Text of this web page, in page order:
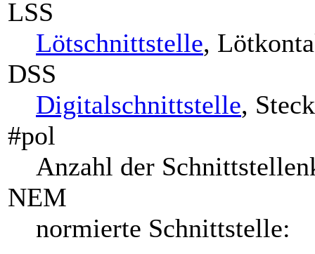
LSS
Lötschnittstelle,
DSS
Digitalschnittstelle,
#pol
Anzahl der
NEM
normierte Schnittstelle: